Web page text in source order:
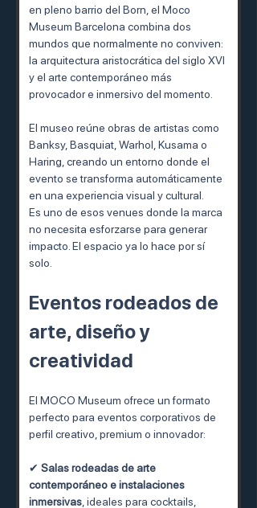
en pleno barrio del Born, el Moco
Museum Barcelona combina dos
mundos que normalmente no conviven:
la arquitectura aristocrática del siglo XVI
y el arte contemporáneo más
provocador e inmersivo del momento.
El museo reúne obras de artistas como
Banksy, Basquiat, Warhol, Kusama o
Haring, creando un entorno donde el
evento se transforma automáticamente
en una experiencia visual y cultural.
Es uno de esos venues donde la marca
no necesita esforzarse para generar
impacto. El espacio ya lo hace por sí
solo.
Eventos rodeados de
arte, diseño y
creatividad
El MOCO Museum ofrece un formato
perfecto para eventos corporativos de
perfil creativo, premium o innovador:
✔ Salas rodeadas de arte
contemporáneo e instalaciones
inmersivas , ideales para cocktails,